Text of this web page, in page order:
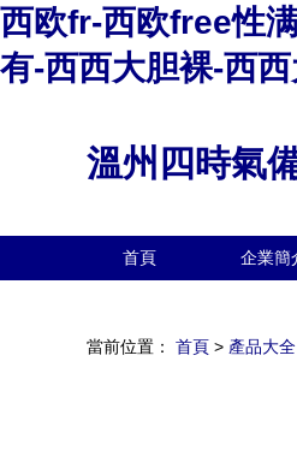
西欧fr-西欧free性
有-西西大胆裸-西
溫州四時氣
首頁 企業簡
當前位置： 首頁 > 產品大全